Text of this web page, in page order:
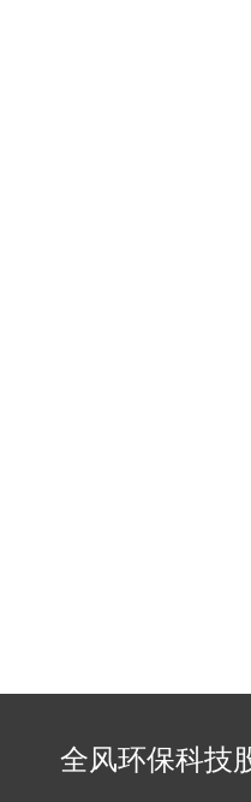
全风环保科技